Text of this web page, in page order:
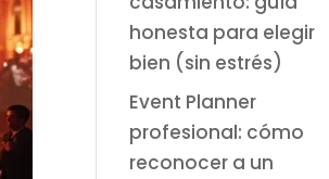
honesta para elegir
bien (sin estrés)
Event Planner
profesional: cómo
reconocer a un